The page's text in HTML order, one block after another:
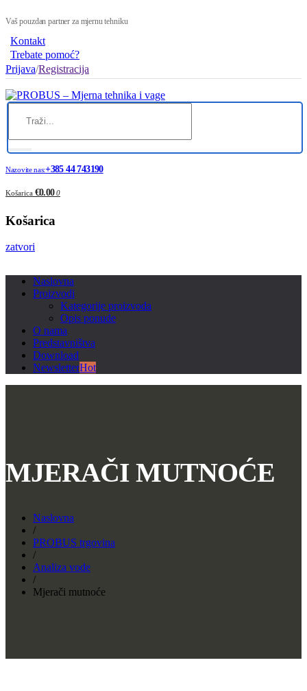
Vaš pouzdan partner za mjernu tehniku
Kontakt
Trebate pomoć?
Prijava/Registracija
Nazovite nas:+385 44 743190
Košarica €0.00 0
Košarica
zatvori
Naslovna
Proizvodi
Kategorije proizvoda
Opis ponude
O nama
Predstavništva
Download
NewsletterHot
MJERAČI MUTNOĆE
Naslovna
/
PROBUS trgovina
/
Analiza vode
/
Mjerači mutnoće